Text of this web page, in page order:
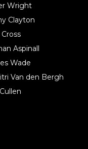
Wright
Clayton
Aspinall
Wade
Van den Bergh